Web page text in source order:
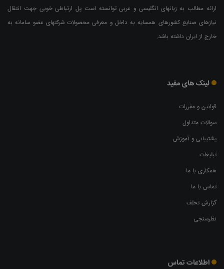
ارائه مطالب به زبانهای انگلیسی و عربی توانسته است پل ارتباطی خوبی جهت انتقال
نیازهای صنایع کشورهای همسایه به داخل و معرفی محصولات شرکتهای عضو سامانه به
خارج از ایران داشته باشد.
لینک های مفید
قوانین و مقررات
سوالات متداول
پشتیبانی و آموزش
تبلیغات
همکاری با ما
تماس با ما
گزارش تخلف
نظرسنجی
اطلاعات تماس